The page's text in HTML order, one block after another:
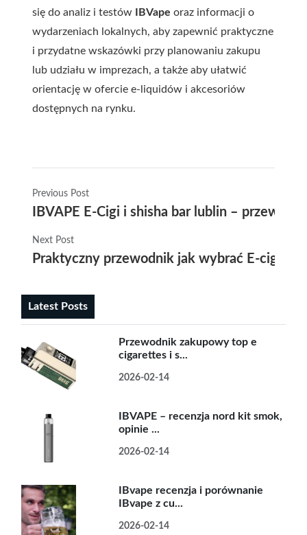
się do analiz i testów
IBVape oraz informacji o
wydarzeniach lokalnych, aby zapewnić praktyczne
i przydatne wskazówki przy planowaniu zakupu
lub udziału w imprezach, a także aby ułatwić
orientację w ofercie e-liquidów i akcesoriów
dostępnych na rynku.
Previous Post
IBVAPE E-Cigi i shisha bar lublin –
Next Post
Praktyczny przewodnik jak wybrać E-
Latest Posts
Przewodnik zakupowy top e
cigarettes i s...
2026-02-14
IBVAPE – recenzja nord kit smok,
opinie ...
2026-02-14
IBvape recenzja i porównanie
IBvape z cu...
2026-02-14